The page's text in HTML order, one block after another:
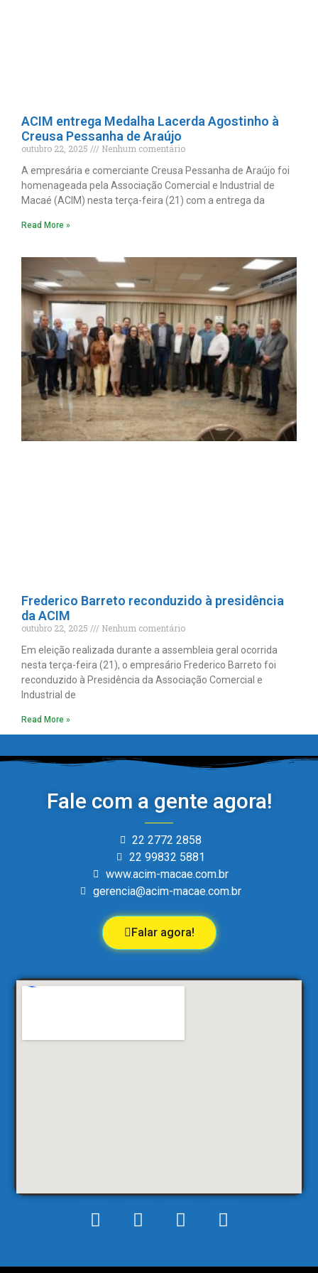
ACIM entrega Medalha Lacerda Agostinho à
Creusa Pessanha de Araújo
outubro 22, 2025
Nenhum comentário
A empresária e comerciante Creusa Pessanha de Araújo foi
homenageada pela Associação Comercial e Industrial de
Macaé (ACIM) nesta terça-feira (21) com a entrega da
Read More »
Frederico Barreto reconduzido à presidência
da ACIM
outubro 22, 2025
Nenhum comentário
Em eleição realizada durante a assembleia geral ocorrida
nesta terça-feira (21), o empresário Frederico Barreto foi
reconduzido à Presidência da Associação Comercial e
Industrial de
Read More »
Fale com a gente agora!
22 2772 2858
22 99832 5881
www.acim-macae.com.br
gerencia@acim-macae.com.br
Falar agora!